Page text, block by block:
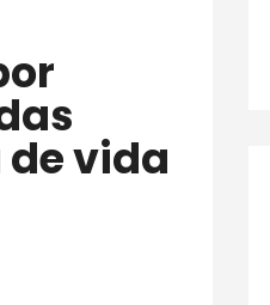
vida